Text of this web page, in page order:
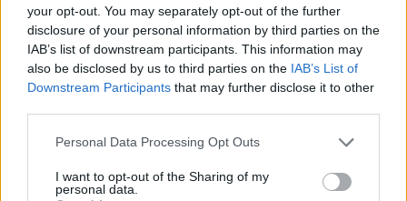
your opt-out. You may separately opt-out of the further
disclosure of your personal information by third parties on the
IAB’s list of downstream participants. This information may
also be disclosed by us to third parties on the IAB’s List of
Downstream Participants that may further disclose it to other
Personal Data Processing Opt Outs
I want to opt-out of the Sharing of my
personal data.
Traorè del Sassuolo.Con De Zerbi il giovane
talento è maturato tanto da detenere una media
di 6.16. Il secondo calciatore da cerchiare in
rosso per i prossimi anni èMelegoni del Genoa
In oltre dieci presente, il centrocampista ha
raggiunto una media da 6.08. Il gradino più
Bologna e Ilic del Verona.
Il primo è già sulla